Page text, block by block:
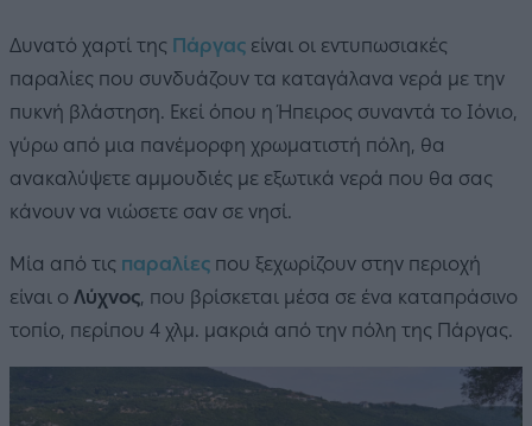
Δυνατό χαρτί της Πάργας είναι οι εντυπωσιακές
παραλίες που συνδυάζουν τα καταγάλανα νερά με την
πυκνή βλάστηση. Εκεί όπου η Ήπειρος συναντά το Ιόνιο,
γύρω από μια πανέμορφη χρωματιστή πόλη, θα
ανακαλύψετε αμμουδιές με εξωτικά νερά που θα σας
κάνουν να νιώσετε σαν σε νησί.
Μία από τις παραλίες που ξεχωρίζουν στην περιοχή
είναι ο Λύχνος, που βρίσκεται μέσα σε ένα καταπράσινο
τοπίο, περίπου 4 χλμ. μακριά από την πόλη της Πάργας.